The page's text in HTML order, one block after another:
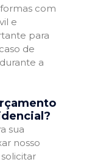
com
e
para
de
a
sua
nosso